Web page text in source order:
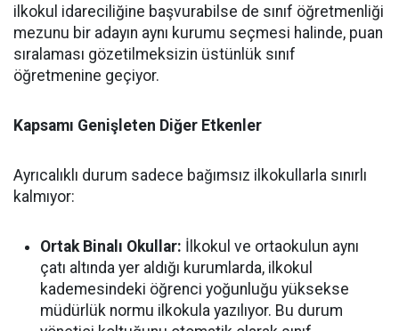
ilkokul idareciliğine başvurabilse de sınıf öğretmenliği
mezunu bir adayın aynı kurumu seçmesi halinde, puan
sıralaması gözetilmeksizin üstünlük sınıf
öğretmenine geçiyor.
Kapsamı Genişleten Diğer Etkenler
Ayrıcalıklı durum sadece bağımsız ilkokullarla sınırlı
kalmıyor:
Ortak Binalı Okullar: İlkokul ve ortaokulun aynı
çatı altında yer aldığı kurumlarda, ilkokul
kademesindeki öğrenci yoğunluğu yüksekse
müdürlük normu ilkokula yazılıyor. Bu durum